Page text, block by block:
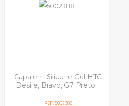
Capa em Silicone Gel HTC
Desire, Bravo, G7 Preto
REF: 5002388